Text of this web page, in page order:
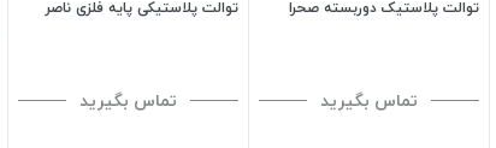
توالت پلاستیک دوربسته صحرا
تماس بگیرید
توالت پلاستیکی پایه فلزی ناصر
تماس بگیرید